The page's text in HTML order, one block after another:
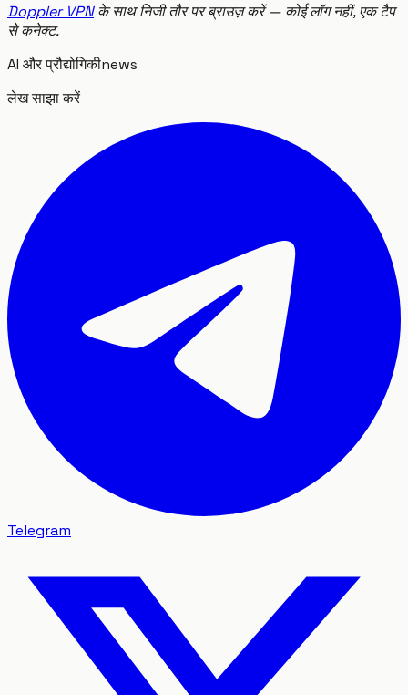
Doppler VPNके साथ निजी तौर पर ब्राउज़ करें — कोई लॉग नहीं, एक टैप
से कनेक्ट.
AI और प्रौद्योगिकीnews
लेख साझा करें
Telegram